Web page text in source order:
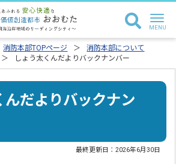
消防本部TOPページ
消防本部について
しょう太くんだよりバックナンバー
んだよりバックナン
最終更新日：2026年6月30日